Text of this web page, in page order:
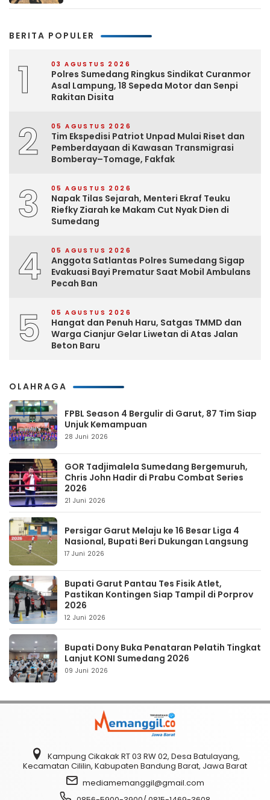
BERITA POPULER
1 03 AGUSTUS 2026
Polres Sumedang Ringkus Sindikat Curanmor
Asal Lampung, 18 Sepeda Motor dan Senpi
Rakitan Disita
2 05 AGUSTUS 2026
Tim Ekspedisi Patriot Unpad Mulai Riset dan
Pemberdayaan di Kawasan Transmigrasi
Bomberay–Tomage, Fakfak
3 05 AGUSTUS 2026
Napak Tilas Sejarah, Menteri Ekraf Teuku
Riefky Ziarah ke Makam Cut Nyak Dien di
Sumedang
4 05 AGUSTUS 2026
Anggota Satlantas Polres Sumedang Sigap
Evakuasi Bayi Prematur Saat Mobil Ambulans
Pecah Ban
5 05 AGUSTUS 2026
Hangat dan Penuh Haru, Satgas TMMD dan
Warga Cianjur Gelar Liwetan di Atas Jalan
Beton Baru
OLAHRAGA
FPBL Season 4 Bergulir di Garut, 87 Tim Siap
Unjuk Kemampuan
28 Juni 2026
GOR Tadjimalela Sumedang Bergemuruh,
Chris John Hadir di Prabu Combat Series
2026
21 Juni 2026
Persigar Garut Melaju ke 16 Besar Liga 4
Nasional, Bupati Beri Dukungan Langsung
17 Juni 2026
Bupati Garut Pantau Tes Fisik Atlet,
Pastikan Kontingen Siap Tampil di Porprov
2026
12 Juni 2026
Bupati Dony Buka Penataran Pelatih Tingkat
Lanjut KONI Sumedang 2026
09 Juni 2026
Kampung Cikakak RT 03 RW 02, Desa Batulayang,
Kecamatan Cililin, Kabupaten Bandung Barat, Jawa Barat
mediamemanggil@gmail.com